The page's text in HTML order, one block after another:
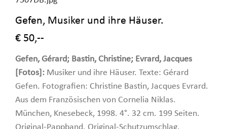
Gefen, Musiker und ihre Häuser.
€ 50,--
Gefen, Gérard; Bastin, Christine; Evrard, Jacques
[Fotos]: Musiker und ihre Häuser. Texte: Gérard
Gefen. Fotografien: Christine Bastin, Jacques Evrard.
Aus dem Französischen von Cornelia Niklas.
München, Knesebeck, 1998. 4°. 32 cm. 199 Seiten.
Original-Pappband. Original-Schutzumschlag.